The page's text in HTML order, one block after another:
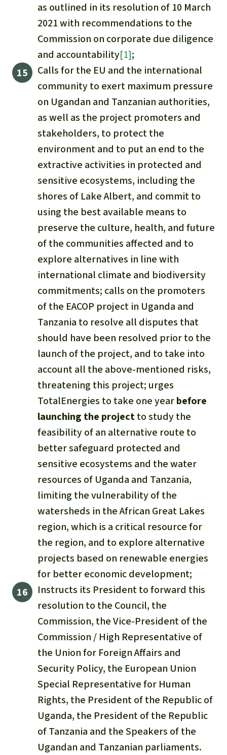
as outlined in its resolution of 10 March
2021 with recommendations to the
Commission on corporate due diligence
and accountability[1];
Calls for the EU and the international
community to exert maximum pressure
on Ugandan and Tanzanian authorities,
as well as the project promoters and
stakeholders, to protect the
environment and to put an end to the
extractive activities in protected and
sensitive ecosystems, including the
shores of Lake Albert, and commit to
using the best available means to
preserve the culture, health, and future
of the communities affected and to
explore alternatives in line with
international climate and biodiversity
commitments; calls on the promoters
of the EACOP project in Uganda and
Tanzania to resolve all disputes that
should have been resolved prior to the
launch of the project, and to take into
account all the above-mentioned risks,
threatening this project; urges
TotalEnergies to take one yearbefore
launching the projectto study the
feasibility of an alternative route to
better safeguard protected and
sensitive ecosystems and the water
resources of Uganda and Tanzania,
limiting the vulnerability of the
watersheds in the African Great Lakes
region, which is a critical resource for
the region, and to explore alternative
projects based on renewable energies
for better economic development;
Instructs its President to forward this
resolution to the Council, the
Commission, the Vice-President of the
Commission / High Representative of
the Union for Foreign Affairs and
Security Policy, the European Union
Special Representative for Human
Rights, the President of the Republic of
Uganda, the President of the Republic
of Tanzania and the Speakers of the
Ugandan and Tanzanian parliaments.